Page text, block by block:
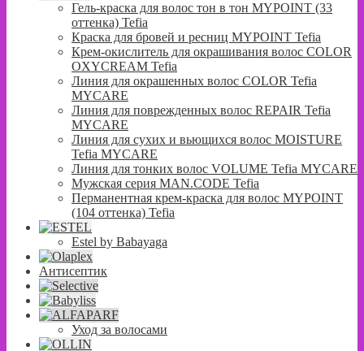
Гель-краска для волос тон в тон MYPOINT (33
оттенка) Tefia
Краска для бровей и ресниц MYPOINT Tefia
Крем-окислитель для окрашивания волос COLOR
OXYCREAM Tefia
Линия для окрашенных волос COLOR Tefia
MYCARE
Линия для поврежденных волос REPAIR Tefia
MYCARE
Линия для сухих и вьющихся волос MOISTURE
Tefia MYCARE
Линия для тонких волос VOLUME Tefia MYCARE
Мужская серия MAN.CODE Tefia
Перманентная крем-краска для волос MYPOINT
(104 оттенка) Tefia
Estel by Babayaga
Антисептик
Уход за волосами